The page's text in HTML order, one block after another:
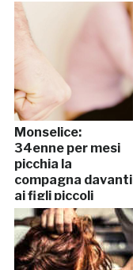
Monselice:
34enne per mesi
picchia la
compagna davanti
ai figli piccoli